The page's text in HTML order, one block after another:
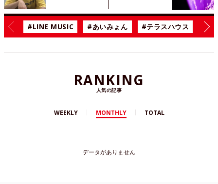
#LINE MUSIC #あいみょん #テラスハウス #漫
RANKING
人気の記事
WEEKLY MONTHLY TOTAL
データがありません